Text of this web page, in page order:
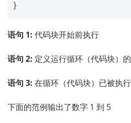
语句 1: 代码块开始前执行
语句 2: 定义运行循环（代码块）
语句 3: 在循环（代码块）已被执
下面的范例输出了数字 1 到 5